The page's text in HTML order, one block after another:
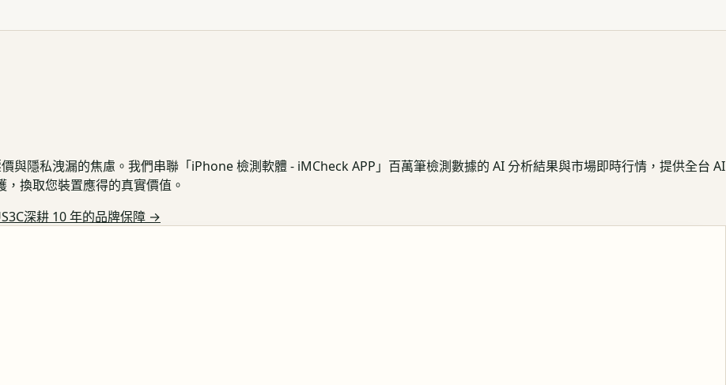
與隱私洩漏的焦慮。我們串聯「iPhone 檢測軟體 - iMCheck APP」百萬筆檢測數據的 AI 分析結果與市場即時行情，提供全台 AI
換取您裝置應得的真實價值。
深耕 10 年的品牌保障 →